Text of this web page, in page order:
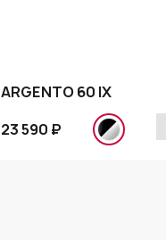
ARGENTO 60 IX
23 590 ₽